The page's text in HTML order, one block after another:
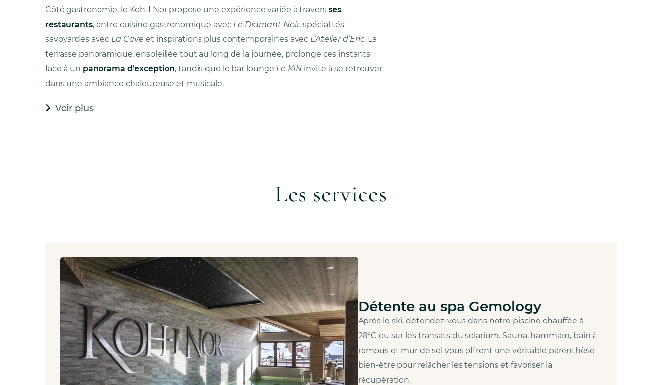
Côté gastronomie, le Koh-I Nor propose une expérience variée à travers ses
restaurants, entre cuisine gastronomique avec Le Diamant Noir, spécialités
savoyardes avec La Cave et inspirations plus contemporaines avec L’Atelier d’Eric. La
terrasse panoramique, ensoleillée tout au long de la journée, prolonge ces instants
face à un panorama d’exception, tandis que le bar lounge Le KIN invite à se retrouver
dans une ambiance chaleureuse et musicale.
Voir plus
Les services
Détente au spa Gemology
Après le ski, détendez‑vous dans notre piscine chauffée à
28°C ou sur les transats du solarium. Sauna, hammam, bain à
remous et mur de sel vous offrent une véritable parenthèse
bien‑être pour relâcher les tensions et favoriser la
récupération.